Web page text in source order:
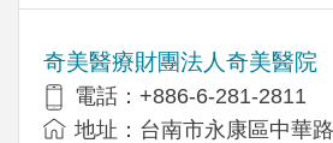
奇美醫療財團法人奇美醫院
電話：+886-6-281-2811
地址：台南市永康區中華